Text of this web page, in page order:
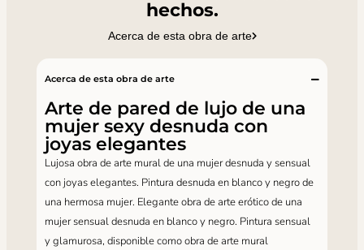
hechos.
Acerca de esta obra de arte
Acerca de esta obra de arte
Arte de pared de lujo de una
mujer sexy desnuda con
joyas elegantes
Lujosa obra de arte mural de una mujer desnuda y sensual
con joyas elegantes. Pintura desnuda en blanco y negro de
una hermosa mujer. Elegante obra de arte erótico de una
mujer sensual desnuda en blanco y negro. Pintura sensual
y glamurosa, disponible como obra de arte mural